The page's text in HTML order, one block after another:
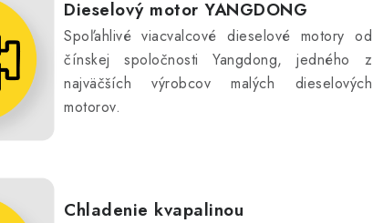
Dieselový motor YANGDONG
Spoľahlivé viacvalcové dieselové motory od
čínskej spoločnosti Yangdong, jedného z
najväčších výrobcov malých dieselových
motorov.
Chladenie kvapalinou